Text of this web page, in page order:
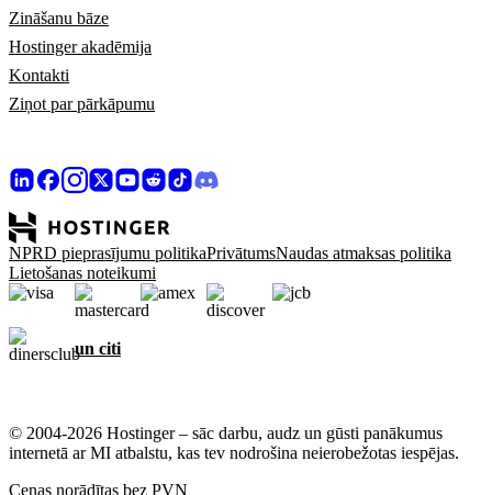
Zināšanu bāze
Hostinger akadēmija
Kontakti
Ziņot par pārkāpumu
NPRD pieprasījumu politikaPrivātumsNaudas atmaksas politika
Lietošanas noteikumi
un citi
© 2004-2026 Hostinger – sāc darbu, audz un gūsti panākumus
internetā ar MI atbalstu, kas tev nodrošina neierobežotas iespējas.
Cenas norādītas bez PVN